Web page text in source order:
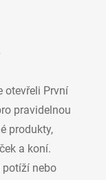
otevřeli První
pravidelnou
produkty,
a koní.
potíží nebo